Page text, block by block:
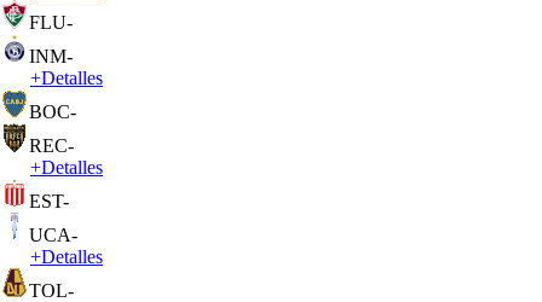
FLU-
INM-
+Detalles
BOC-
REC-
+Detalles
EST-
UCA-
+Detalles
TOL-